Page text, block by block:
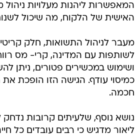
המאפשרות ליהנות מעלויות
האישית של הלקוח, מה שיכול
מעבר לניהול התשואות, חלק
ושימוש במכשירים פטורים, ניתן
כמיסוי עודף. הגישה הזו הופכת
חכמה.
נושא נוסף, שלעיתים קרובות
ליאור מדגיש כי רבים עובדים כל